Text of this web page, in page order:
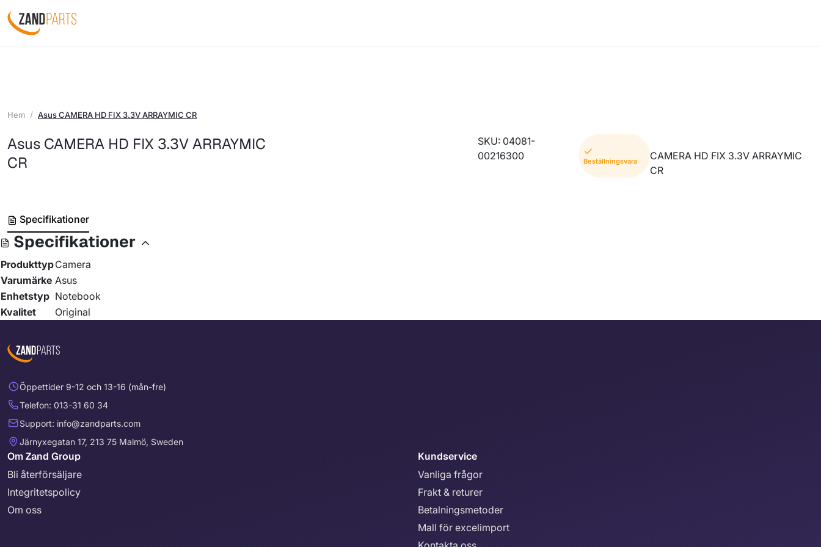
Hem Asus CAMERA HD FIX 3.3V ARRAYMIC CR
Asus CAMERA HD FIX 3.3V ARRAYMIC
CR
SKU: 04081-
00216300
Beställningsvara
CAMERA HD FIX 3.3V ARRAYMIC
CR
Specifikationer
Specifikationer
ProdukttypCamera
Varumärke Asus
Enhetstyp Notebook
Kvalitet
Original
Öppettider 9-12 och 13-16 (mån-fre)
Telefon: 013-31 60 34
Support: info@zandparts.com
Järnyxegatan 17, 213 75 Malmö, Sweden
Om Zand Group
Bli återförsäljare
Integritetspolicy
Om oss
Kundservice
Vanliga frågor
Frakt & returer
Betalningsmetoder
Mall för excelimport